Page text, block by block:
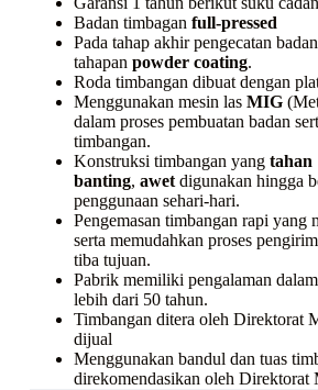
Badan timbagan full-pressed
Pada tahap akhir pengecatan
tahapan powder coating.
Roda timbangan dibuat dengan
Menggunakan mesin las MIG
dalam proses pembuatan badan
timbangan.
Konstruksi timbangan yang tahan
banting, awetdigunakan hingga
penggunaan sehari-hari.
Pengemasan timbangan rapi yang
serta memudahkan proses
tiba tujuan.
Pabrik memiliki pengalaman
lebih dari 50 tahun.
Timbangan ditera oleh Direktorat
dijual
Menggunakan bandul dan tuas
direkomendasikan oleh Direktorat